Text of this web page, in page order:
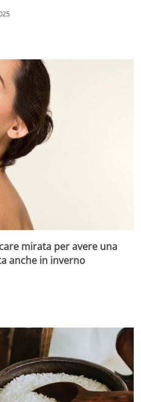
mirata per avere una
anche in inverno